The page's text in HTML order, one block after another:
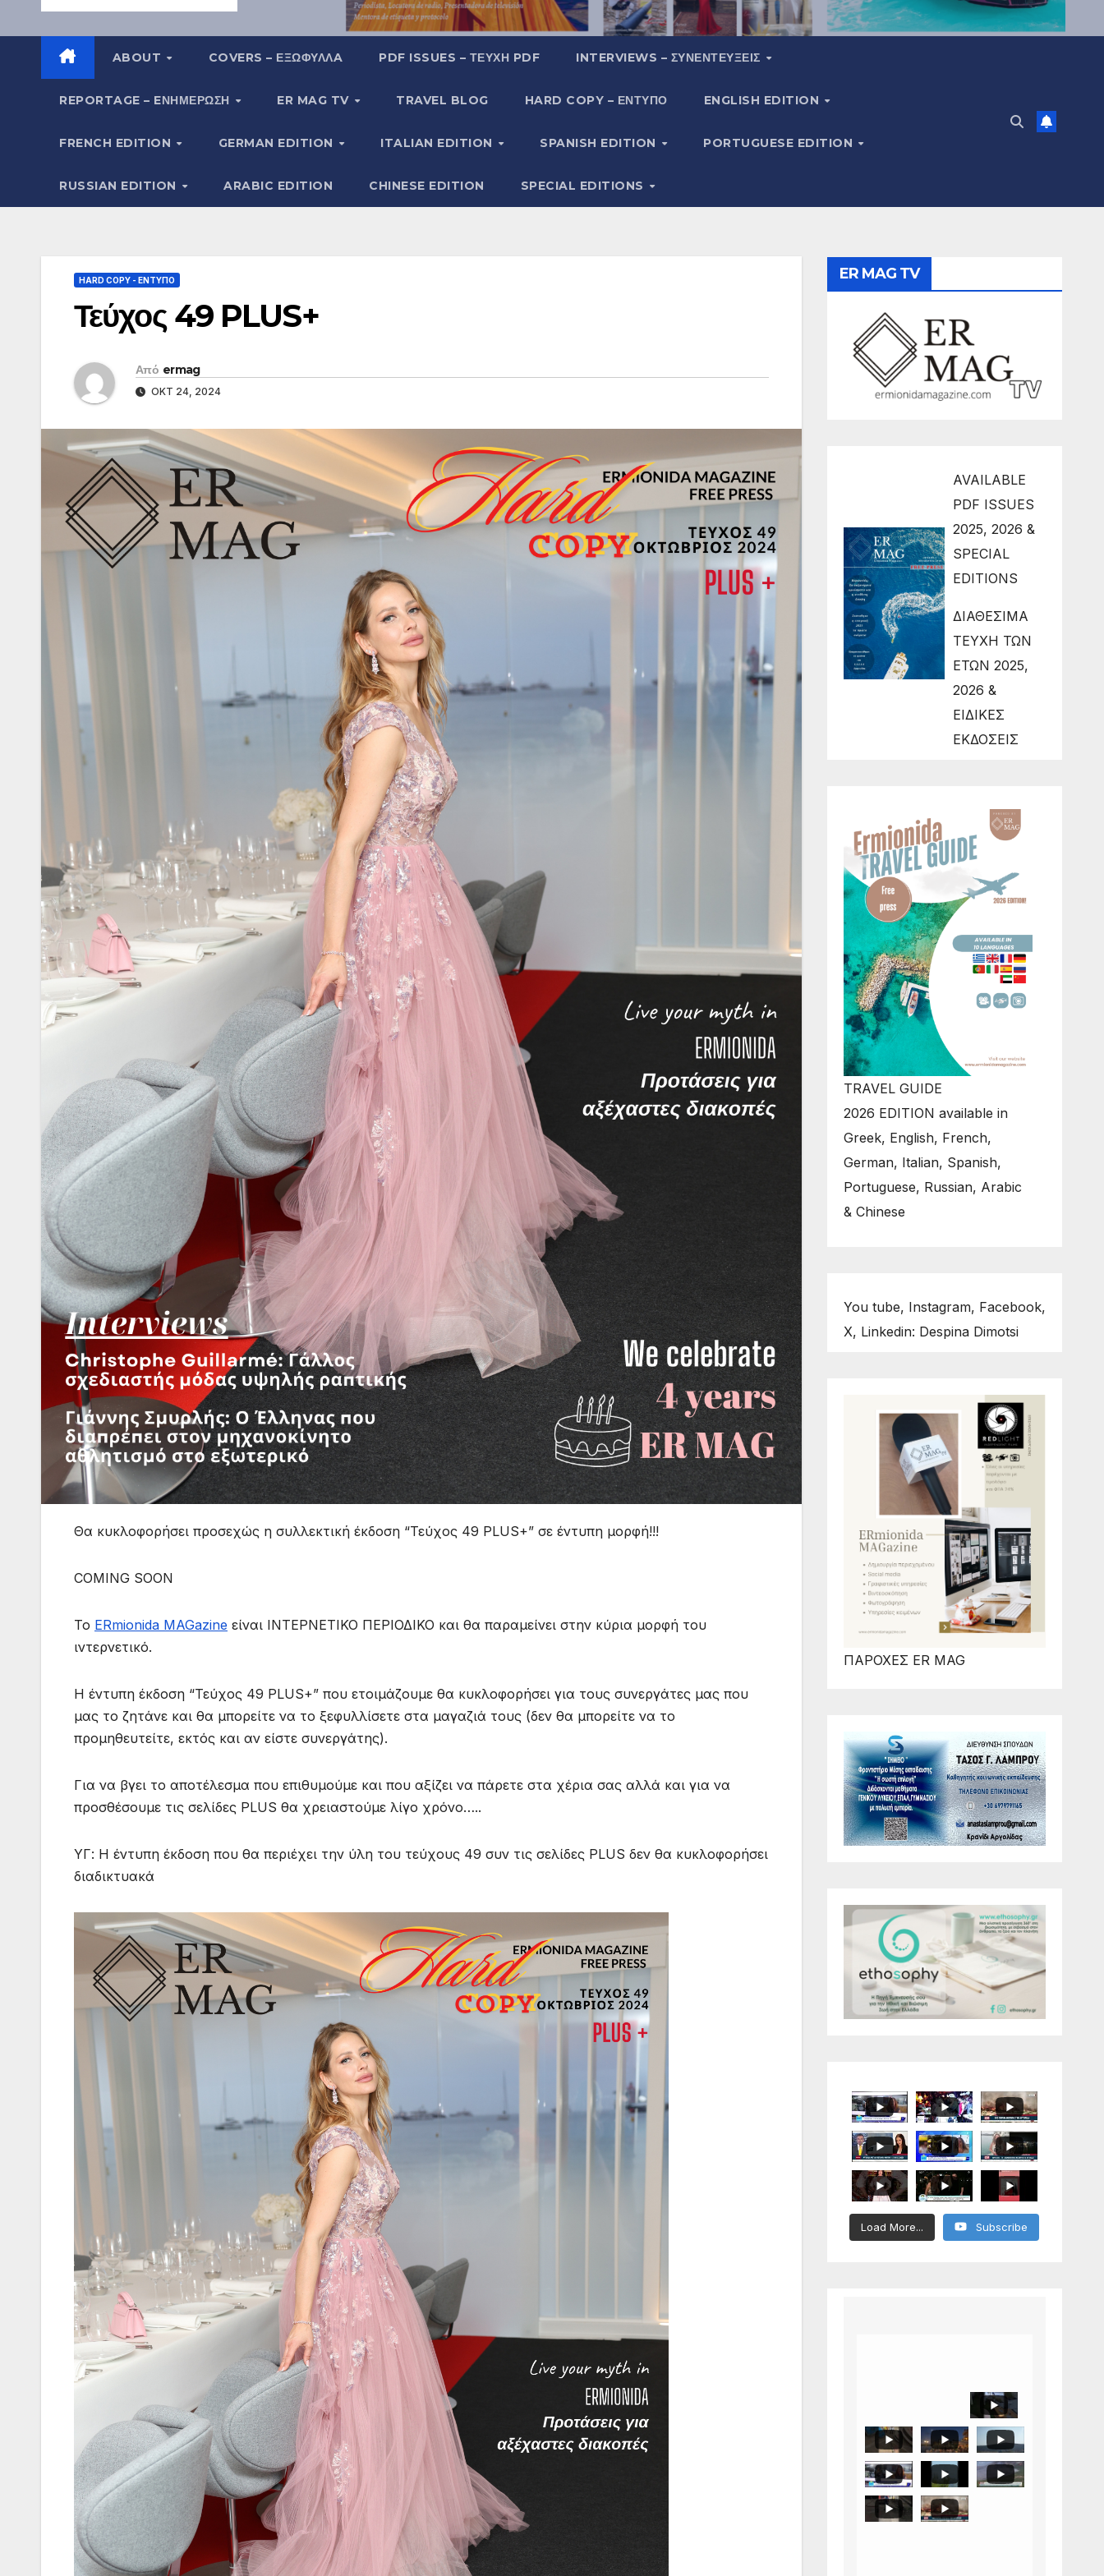
ABOUT COVERS – ΕΞΩΦΥΛΛA PDF ISSUES – ΤΕΎΧΗ PDF INTERVIEWS – ΣΥΝΕΝΤΕΎΞΕΙΣ
REPORTAGE – EΝΗΜΈΡΩΣΗ ER MAG TV TRAVEL BLOG HARD COPY – ΈΝΤΥΠΟ ENGLISH EDITION
FRENCH EDITION GERMAN EDITION ITALIAN EDITION SPANISH EDITION PORTUGUESE EDITION
RUSSIAN EDITION ARABIC EDITION CHINESE EDITION SPECIAL EDITIONS
HARD COPY - ΈΝΤΥΠΟ
Τεύχος 49 PLUS+
Από ermag
ΟΚΤ 24, 2024
Θα κυκλοφορήσει προσεχώς η συλλεκτική έκδοση “Τεύχος 49 PLUS+” σε έντυπη μορφή!!!
COMING SOON
Το ERmionida MAGazine είναι ΙΝΤΕΡΝΕΤΙΚΟ ΠΕΡΙΟΔΙΚΟ και θα παραμείνει στην κύρια μορφή του
ιντερνετικό.
Η έντυπη έκδοση “Τεύχος 49 PLUS+” που ετοιμάζουμε θα κυκλοφορήσει για τους συνεργάτες μας που
μας το ζητάνε και θα μπορείτε να το ξεφυλλίσετε στα μαγαζιά τους (δεν θα μπορείτε να το
προμηθευτείτε, εκτός και αν είστε συνεργάτης).
Για να βγει το αποτέλεσμα που επιθυμούμε και που αξίζει να πάρετε στα χέρια σας αλλά και για να
προσθέσουμε τις σελίδες PLUS θα χρειαστούμε λίγο χρόνο…..
ΥΓ: Η έντυπη έκδοση που θα περιέχει την ύλη του τεύχους 49 συν τις σελίδες PLUS δεν θα κυκλοφορήσει
διαδικτυακά
ER MAG TV
AVAILABLE
PDF ISSUES
2025, 2026 &
SPECIAL
EDITIONS
ΔΙΑΘΕΣΙΜΑ
ΤΕΥΧΗ ΤΩΝ
ΕΤΩΝ 2025,
2026 &
ΕΙΔΙΚΕΣ
ΕΚΔΟΣΕΙΣ
TRAVEL GUIDE
2026 EDITION available in
Greek, English, French,
German, Italian, Spanish,
Portuguese, Russian, Arabic
& Chinese
You tube, Instagram, Facebook,
X, Linkedin: Despina Dimotsi
ΠΑΡΟΧΕΣ ER MAG
Load More... Subscribe